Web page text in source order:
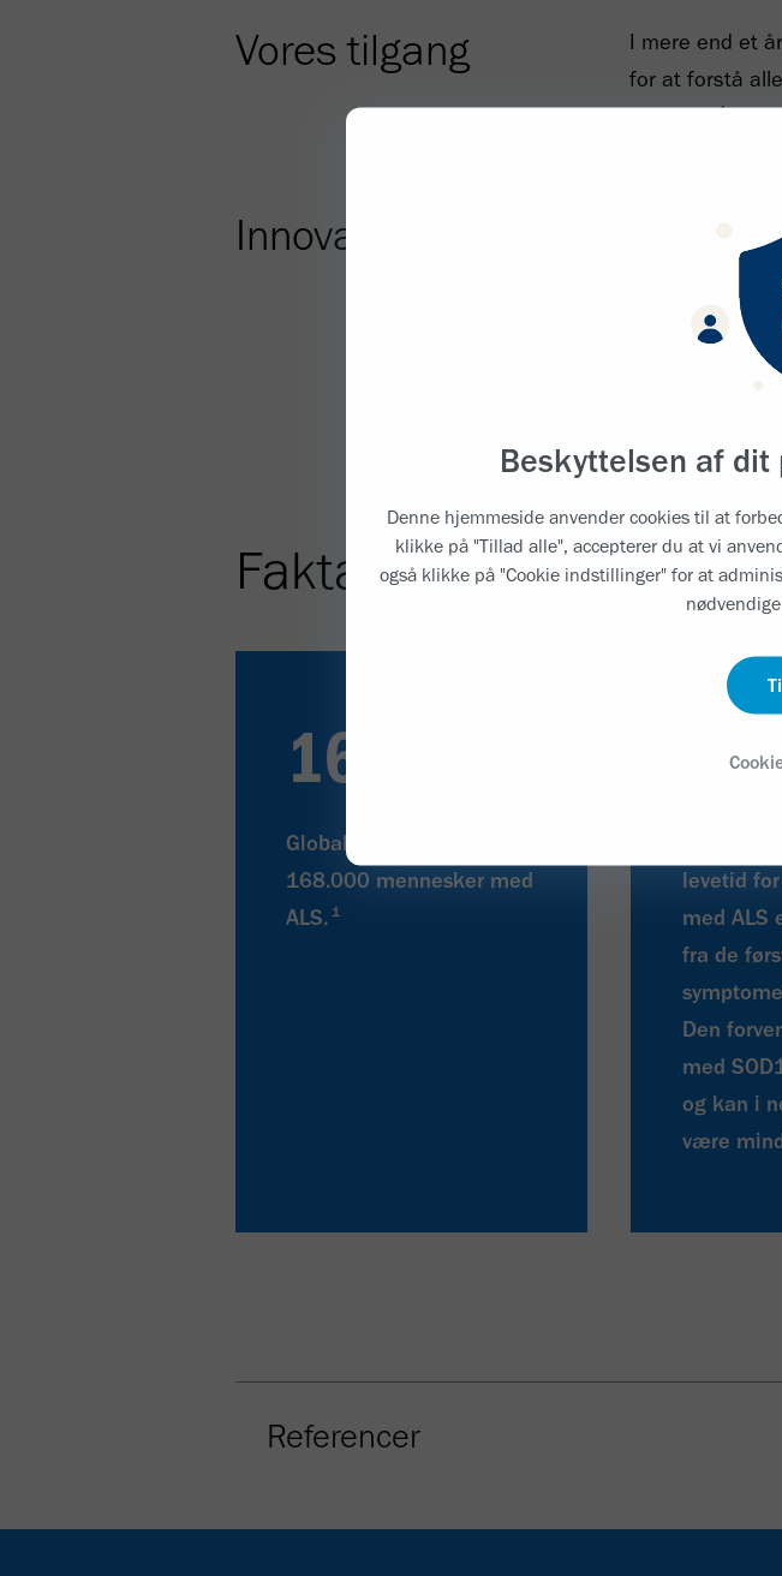
Beskyttelsen af
Denne hjemmeside anvender cookies til at
klikke på "Tillad alle", accepterer du at vi
også klikke på "Cookie indstillinger" for at
Vores tilgang
I mere end et
for at forstå
168.0001
Innovativ forskning
Ud fra
alliancer
som vil gøre
Fakta og tal
168.000
Globalt lever omtrent
168.000 mennesker med
ALS. 1
levetid
med ALS
fra de
Den
med
og kan i
være
Referencer